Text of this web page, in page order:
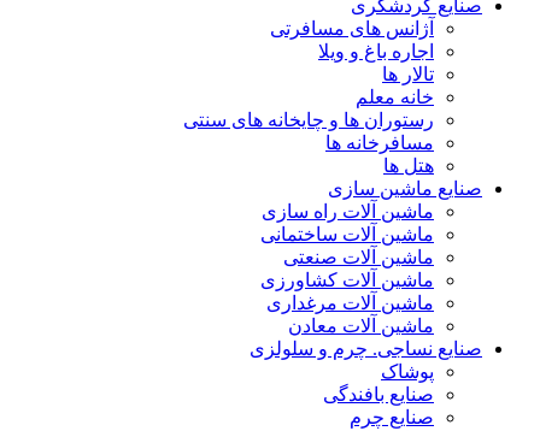
صنایع گردشگری
آژانس های مسافرتی
اجاره باغ و ویلا
تالار ها
خانه معلم
رستوران ها و چایخانه های سنتی
مسافرخانه ها
هتل ها
صنایع ماشین سازی
ماشین آلات راه سازی
ماشین آلات ساختمانی
ماشین آلات صنعتی
ماشین آلات کشاورزی
ماشین آلات مرغداری
ماشین آلات معادن
صنایع نساجی. چرم و سلولزی
پوشاک
صنایع بافندگی
صنایع چرم